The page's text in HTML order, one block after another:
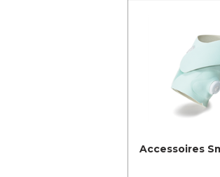
Accessoires